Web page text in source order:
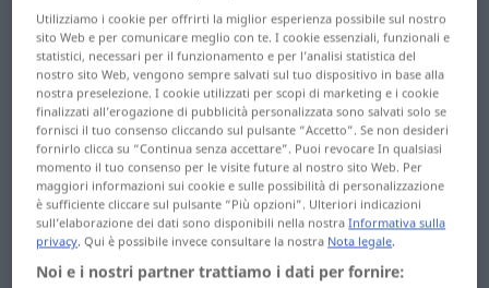
x-Beine x-beliebig
Utilizziamo i cookie per offrirti la miglior esperienza possibile sul nostro
sito Web e per comunicare meglio con te. I cookie essenziali, funzionali e
statistici, necessari per il funzionamento e per l’analisi statistica del
nostro sito Web, vengono sempre salvati sul tuo dispositivo in base alla
nostra preselezione. I cookie utilizzati per scopi di marketing e i cookie
finalizzati all’erogazione di pubblicità personalizzata sono salvati solo se
fornisci il tuo consenso cliccando sul pulsante “Accetto”. Se non desideri
fornirlo clicca su “Continua senza accettare”. Puoi revocare In qualsiasi
momento il tuo consenso per le visite future al nostro sito Web. Per
maggiori informazioni sui cookie e sulle possibilità di personalizzazione
è sufficiente cliccare sul pulsante “Più opzioni”. Ulteriori indicazioni
sull’elaborazione dei dati sono disponibili nella nostraInformativa sulla
privacy. Qui è possibile invece consultare la nostra Nota legale.
Noi e i nostri partner trattiamo i dati per fornire: